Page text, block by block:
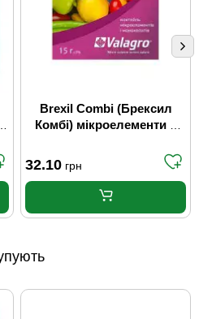
Brexil Combi (Брексил
Комбі) мікроелементи в
32.10 грн